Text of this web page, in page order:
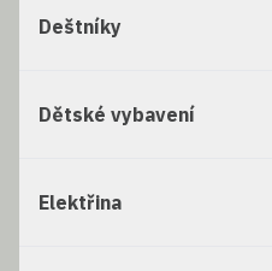
Deštníky
Dětské vybavení
Elektřina